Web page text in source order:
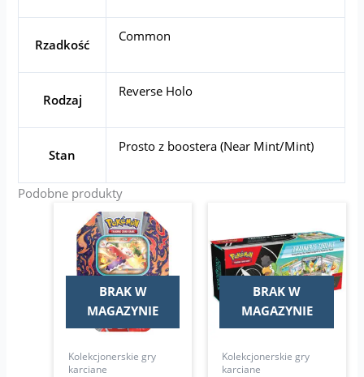
Rzadkość
Common
Rodzaj
Reverse Holo
Stan
Prosto z boostera (Near Mint/Mint)
Podobne produkty
BRAK W
MAGAZYNIE
Kolekcjonerskie gry
karciane
BRAK W
MAGAZYNIE
Kolekcjonerskie gry
karciane